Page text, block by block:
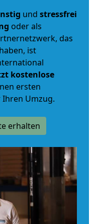
und stressfrei
oder als
das
ist
kostenlose
ersten
Umzug.
erhalten